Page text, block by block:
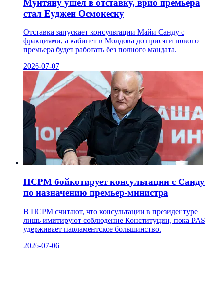
Мунтяну ушел в отставку, врио премьера
стал Еуджен Осмокеску
Отставка запускает консультации Майи Санду с
фракциями, а кабинет в Молдова до присяги нового
премьера будет работать без полного мандата.
2026-07-07
ПСРМ бойкотирует консультации с Санду
по назначению премьер-министра
В ПСРМ считают, что консультации в президентуре
лишь имитируют соблюдение Конституции, пока PAS
удерживает парламентское большинство.
2026-07-06